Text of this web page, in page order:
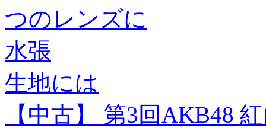
つのレンズに
水張
生地には
【中古】 第3回AKB48